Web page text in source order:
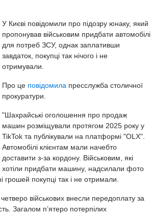
У Києві повідомили про підозру юнаку, який
пропонував військовим придбати автомобілі
для потреб ЗСУ, однак заплативши
завдаток, покупці так нічого і не
отримували.
Про це повідомила пресслужба столичної
прокуратури.
"Шахрайські оголошення про продаж
машин розміщували протягом 2025 року у
TikTok та публікували на платформі "OLX".
Автомобілі клієнтам мали начебто
доставити з-за кордону. Військовим, які
хотіли придбати машину, надсилали фото
покупці так і не отримали.
військових внесли передоплату за
Загалом п’ятеро потерпілих